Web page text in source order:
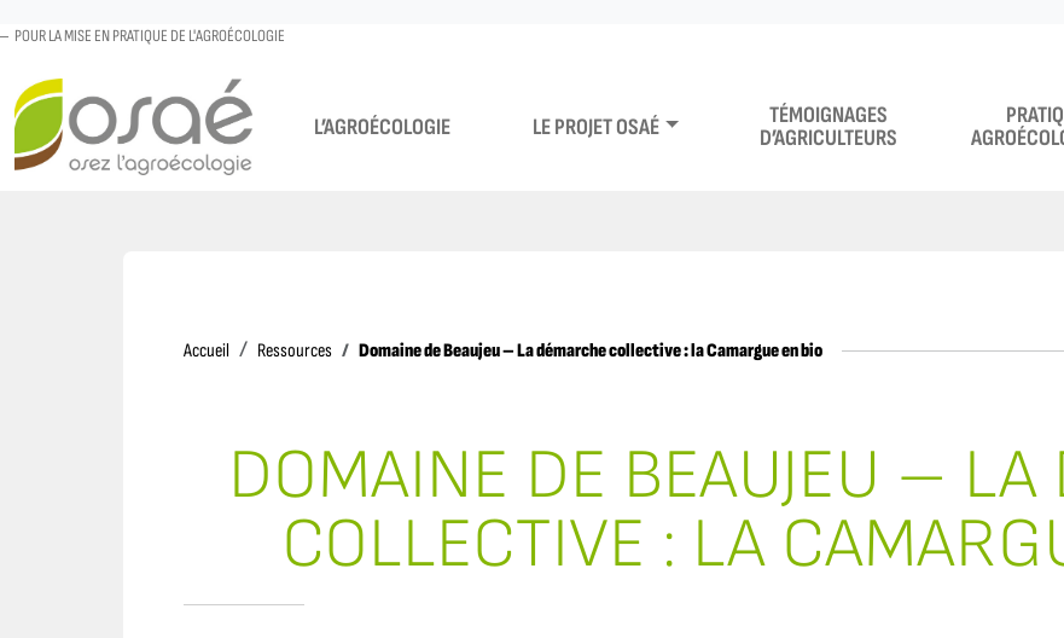
POUR LA MISE EN PRATIQUE DE L'AGROÉCOLOGIE
L’AGROÉCOLOGIE LE PROJET OSAÉ
TÉMOIGNAGES
D’AGRICULTEURS
Accueil AccueilRessources Domaine de Beaujeu – La démarche collective : la Camargue en bio
DOMAINE DE BEAUJEU – LA
COLLECTIVE : LA